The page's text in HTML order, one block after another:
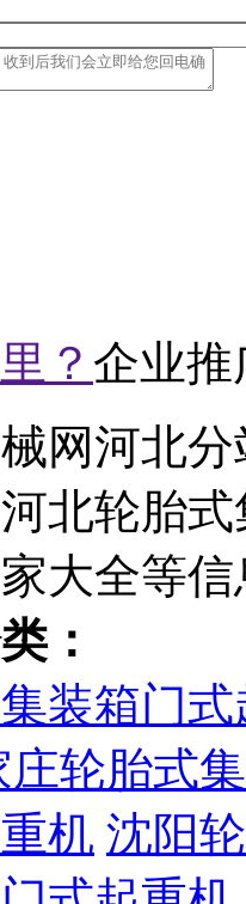
？ 企业推
网河北
北轮胎
大全等
：
装箱门
庄轮胎式
机 沈阳